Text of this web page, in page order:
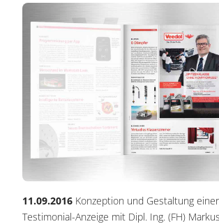
11.09.2016 Konzeption und Gestaltung
Testimonial-Anzeige mit Dipl. Ing. (FH)